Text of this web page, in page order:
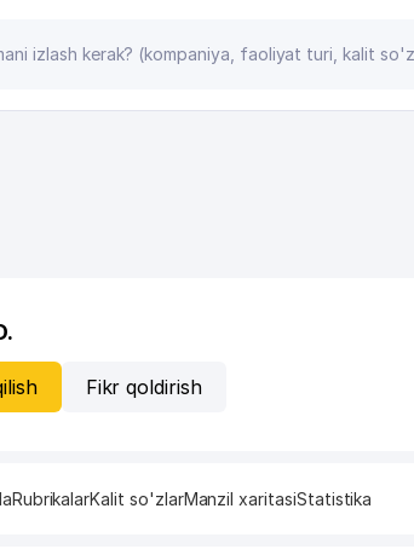
Fikr qoldirish
RubrikalarKalit so'zlarManzil xaritasiStatistika